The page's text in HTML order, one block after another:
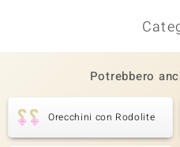
Potrebbero
Orecchini con Rodolite